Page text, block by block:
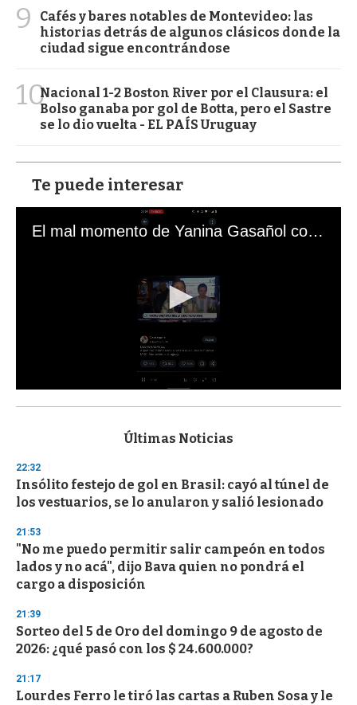
9
Cafés y bares notables de Montevideo: las
historias detrás de algunos clásicos donde la
ciudad sigue encontrándose
10Nacional 1-2 Boston River por el Clausura: el
Bolso ganaba por gol de Botta, pero el Sastre
se lo dio vuelta - EL PAÍS Uruguay
Te puede interesar
El mal momento de Yanina Gasañol con un hincha argentino en "Subrayado"
s
d
s
o
f
3
s
e
c
o
d
s
Últimas Noticias
22:32
Insólito festejo de gol en Brasil: cayó al túnel de
los vestuarios, se lo anularon y salió lesionado
21:53
"No me puedo permitir salir campeón en todos
lados y no acá", dijo Bava quien no pondrá el
cargo a disposición
21:39
Sorteo del 5 de Oro del domingo 9 de agosto de
2026: ¿qué pasó con los $ 24.600.000?
21:17
Lourdes Ferro le tiró las cartas a Ruben Sosa y le